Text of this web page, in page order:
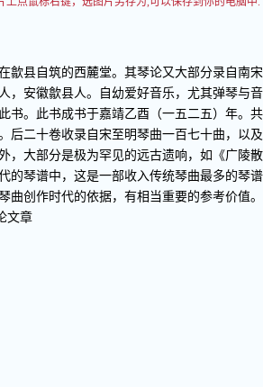
歙县自筑的西麓堂。其琴论又大部分录自南宋
，安徽歙县人。自幼爱好音乐，尤其弹琴与
书。此书成书于嘉靖乙酉（一五二五）年。
后二十卷收录自宋至明琴曲一百七十曲，以
大部分是极为罕见的远古遗响，如《广陵散
的琴谱中，这是一部收入传统琴曲最多的琴
曲创作时代的依据，有相当重要的参考价值
文章